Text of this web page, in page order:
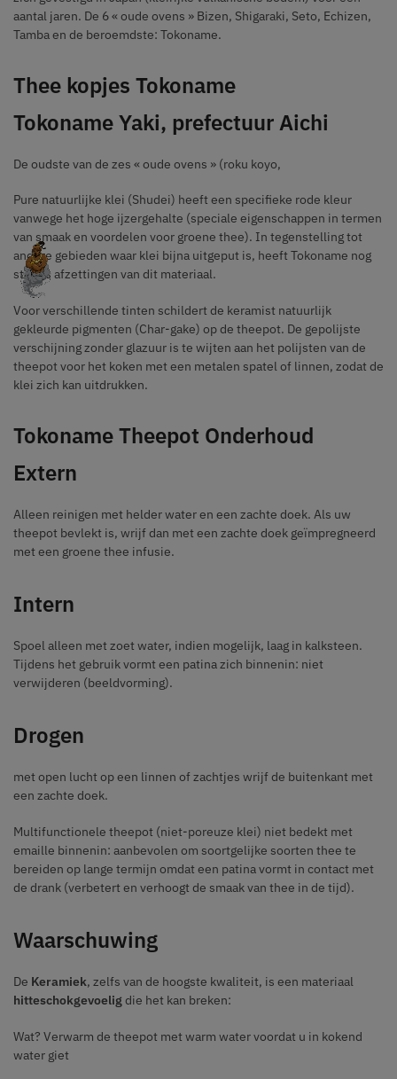
aantal jaren. De 6 « oude ovens » Bizen, Shigaraki, Seto, Echizen,
Tamba en de beroemdste: Tokoname.
Thee kopjes Tokoname
Tokoname Yaki, prefectuur Aichi
De oudste van de zes « oude ovens » (roku koyo,
Pure natuurlijke klei (Shudei) heeft een specifieke rode kleur
vanwege het hoge ijzergehalte (speciale eigenschappen in termen
van smaak en voordelen voor groene thee). In tegenstelling tot
andere gebieden waar klei bijna uitgeput is, heeft Tokoname nog
steeds afzettingen van dit materiaal.
Voor verschillende tinten schildert de keramist natuurlijk
gekleurde pigmenten (Char-gake) op de theepot. De gepolijste
verschijning zonder glazuur is te wijten aan het polijsten van de
theepot voor het koken met een metalen spatel of linnen, zodat de
klei zich kan uitdrukken.
Tokoname Theepot Onderhoud
Extern
Alleen reinigen met helder water en een zachte doek. Als uw
theepot bevlekt is, wrijf dan met een zachte doek geïmpregneerd
met een groene thee infusie.
Intern
Spoel alleen met zoet water, indien mogelijk, laag in kalksteen.
Tijdens het gebruik vormt een patina zich binnenin: niet
verwijderen (beeldvorming).
Drogen
met open lucht op een linnen of zachtjes wrijf de buitenkant met
een zachte doek.
Multifunctionele theepot (niet-poreuze klei) niet bedekt met
emaille binnenin: aanbevolen om soortgelijke soorten thee te
bereiden op lange termijn omdat een patina vormt in contact met
de drank (verbetert en verhoogt de smaak van thee in de tijd).
Waarschuwing
De Keramiek, zelfs van de hoogste kwaliteit, is een materiaal
hitteschokgevoeligdie het kan breken:
Wat? Verwarm de theepot met warm water voordat u in kokend
water giet